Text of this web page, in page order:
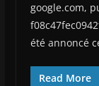
google.com,
été annoncé
Read More